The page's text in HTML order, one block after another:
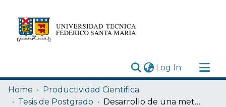
Log In (current)
Research Outputs
Statistics
Home
Productividad Cientifica
Tesis de Postgrado
Desarrollo de una metodología para la identificación y cuantificación de compuestos farmacéuticamente activos en matrices acuosas utilizando extracción en fase sólida y UHPLC/MS/MS